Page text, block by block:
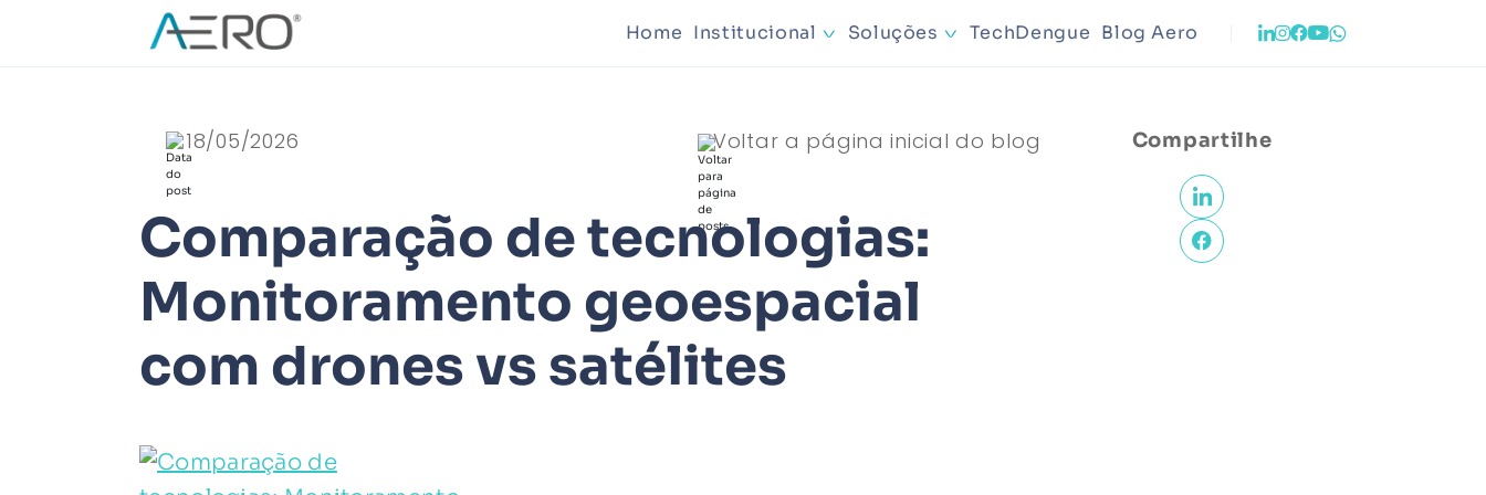
Home Institucional Soluções
Meio Ambiente
TechDengue Blog Aero
18/05/2026 Voltar a página inicial do blog
Comparação de tecnologias:
Monitoramento geoespacial
com drones vs satélites
Compartilhe